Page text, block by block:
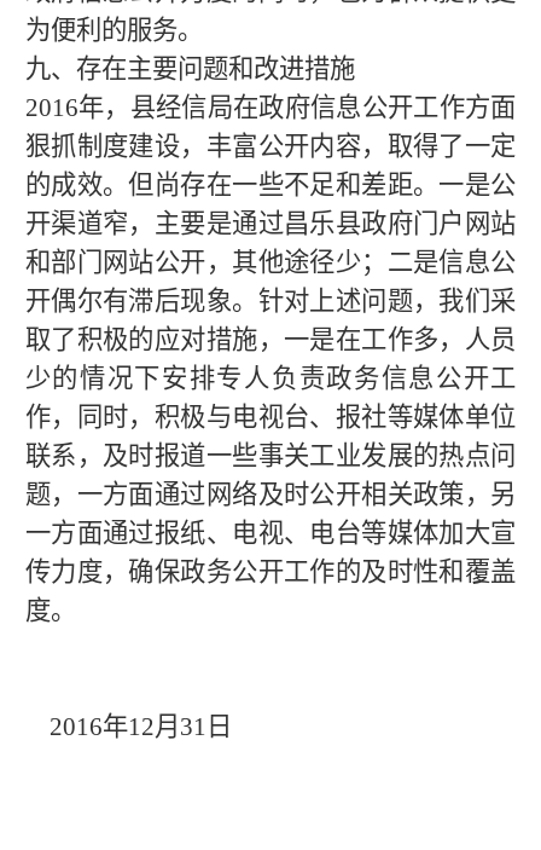
为便利的服务。
九、存在主要问题和改进措施
201 6年，县经信局在政府信息公开工作方面
狠抓制度建设，丰富公开内容，取得了一定
的成效。但尚存在一些不足和差距。 一是公
开渠道窄，主要是通过昌乐县政府门户网站
和部门网站公开，其他途径少；二是信息公
开偶尔有滞后现象。针对上述问题，我们采
取了积极的应对措施，一是在工作多，人员
少的情况下安排专人负责政务信息公开工
作，同时，积极与电视台、报社等媒体单位
联系，及时报道一些事关工业发展的热点问
题，一方面通过网络及时公开相关政策，另
一方面通过报纸、电视、电台等媒体加大宣
传力度，确保政务公开工作的及时性和覆盖
度。
201 6年12月 31 日